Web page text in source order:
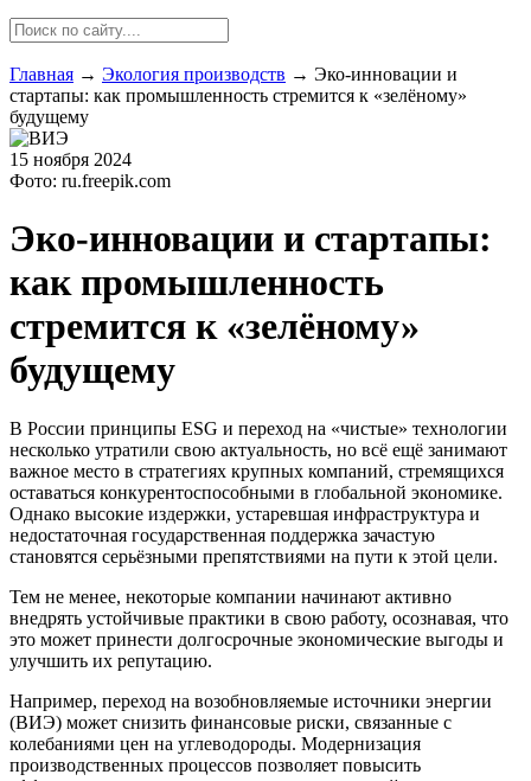
Главная → Экология производств → Эко-инновации и
стартапы: как промышленность стремится к «зелёному»
будущему
15 ноября 2024
Фото: ru.freepik.com
Эко-инновации и стартапы:
как промышленность
стремится к «зелёному»
будущему
В России принципы ESG и переход на «чистые» технологии
несколько утратили свою актуальность, но всё ещё занимают
важное место в стратегиях крупных компаний, стремящихся
оставаться конкурентоспособными в глобальной экономике.
Однако высокие издержки, устаревшая инфраструктура и
недостаточная государственная поддержка зачастую
становятся серьёзными препятствиями на пути к этой цели.
Тем не менее, некоторые компании начинают активно
внедрять устойчивые практики в свою работу, осознавая, что
это может принести долгосрочные экономические выгоды и
улучшить их репутацию.
Например, переход на возобновляемые источники энергии
(ВИЭ) может снизить финансовые риски, связанные с
колебаниями цен на углеводороды. Модернизация
производственных процессов позволяет повысить